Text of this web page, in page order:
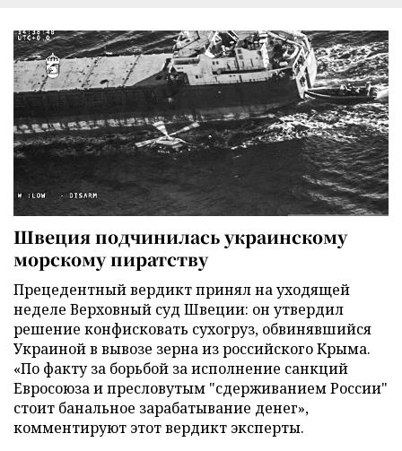
Швеция подчинилась украинскому
морскому пиратству
Прецедентный вердикт принял на уходящей
неделе Верховный суд Швеции: он утвердил
решение конфисковать сухогруз, обвинявшийся
Украиной в вывозе зерна из российского Крыма.
«По факту за борьбой за исполнение санкций
Евросоюза и пресловутым "сдерживанием России"
стоит банальное зарабатывание денег»,
комментируют этот вердикт эксперты.